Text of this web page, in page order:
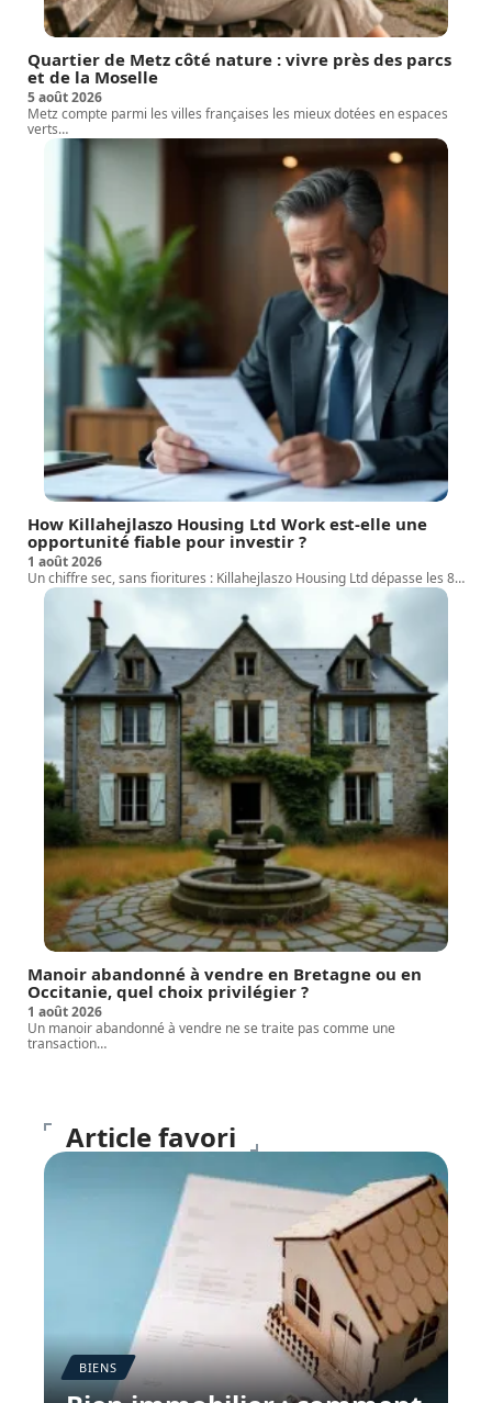
Quartier de Metz côté nature : vivre près des parcs
et de la Moselle
5 août 2026
Metz compte parmi les villes françaises les mieux dotées en espaces
verts…
How Killahejlaszo Housing Ltd Work est-elle une
opportunité fiable pour investir ?
1 août 2026
Un chiffre sec, sans fioritures : Killahejlaszo Housing Ltd dépasse les 8…
Manoir abandonné à vendre en Bretagne ou en
Occitanie, quel choix privilégier ?
1 août 2026
Un manoir abandonné à vendre ne se traite pas comme une
transaction…
Article favori
BIENS